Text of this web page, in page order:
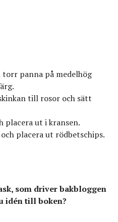
panna på medelhög
till rosor och sätt
placera ut i kransen.
placera ut rödbetschips.
som driver bakbloggen
idén till boken?